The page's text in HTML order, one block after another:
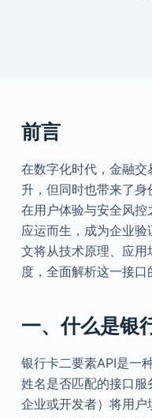
前言
在数字化时代，金融
升，但同时也带来了
在用户体验与安全风
应运而生，成为企业
文将从技术原理、应
度，全面解析这一接口
一、什么是银
银行卡二要素API是一
姓名是否匹配的接口
企业或开发者）将用